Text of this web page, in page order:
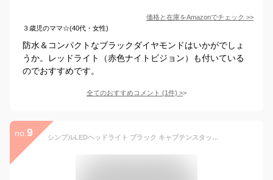
価格と在庫をAmazonでチェック >>
３歳児のママ☆(40代・女性)
防水＆コンパクトなブラックダイヤモンドはいかがでしょ
うか。レッドライト（赤色ナイトビジョン）も付いている
のでおすすめです。
全てのおすすめコメント (1件) >
no. 9 シンプルLEDヘッドライト ブラック キャプテンスタッグ(CAPTAIN STAG) UK-4058 ライト ヘッドライト LED 懐中電灯 明かり 電池式 登山 防災 レジャー キャンプ バーベキュー